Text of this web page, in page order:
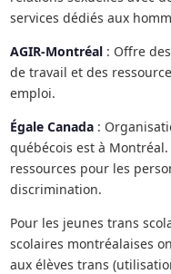
services dédiés aux
AGIR-Montréal : Offre
de travail et des
emploi.
Égale Canada :
québécois est à
ressources pour les
discrimination.
Pour les jeunes trans
scolaires montréalaises
aux élèves trans